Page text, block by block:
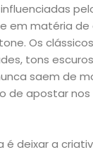
em matéria de
Os
tons
saem de
apostar nos
é deixar a